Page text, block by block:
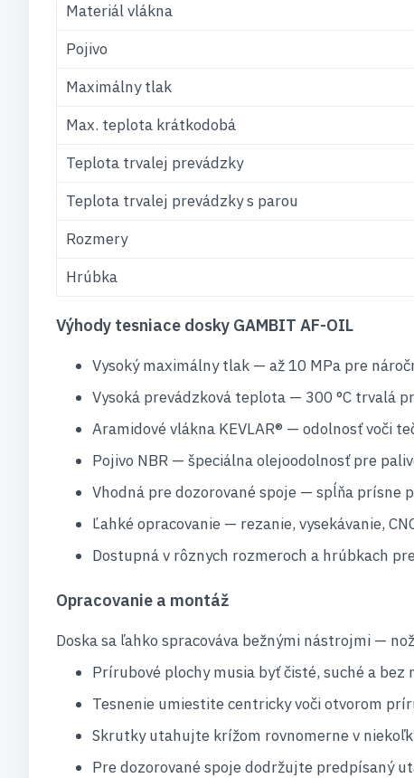
Materiál vlákna
Pojivo
Maximálny tlak
Max. teplota krátkodobá
Teplota trvalej prevádzky
Teplota trvalej prevádzky s parou
Rozmery
Hrúbka
Výhody tesniace dosky GAMBIT AF-OIL
Vysoký maximálny tlak — až 10 MPa pre
Vysoká prevádzková teplota — 300 °C trvalá
Aramidové vlákna KEVLAR® — odolnosť voči
Pojivo NBR — špeciálna olejoodolnosť pre
Vhodná pre dozorované spoje — spĺňa prísne
Ľahké opracovanie — rezanie, vysekávanie,
Dostupná v rôznych rozmeroch a hrúbkach
Opracovanie a montáž
Doska sa ľahko spracováva bežnými nástrojmi —
Prírubové plochy musia byť čisté, suché a bez
Tesnenie umiestite centricky voči otvorom
Skrutky utahujte krížom rovnomerne v
Pre dozorované spoje dodržujte predpísaný